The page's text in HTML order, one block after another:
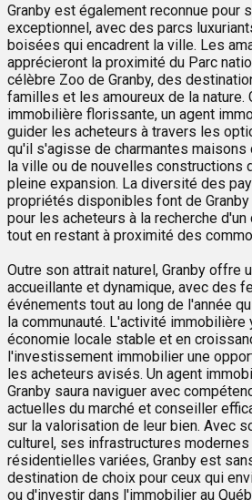
Granby est également reconnue pour
exceptionnel, avec des parcs
boisées qui encadrent la ville. Les
apprécieront la proximité du Parc
célèbre Zoo de Granby, des
familles et les amoureux de la nature.
immobilière florissante, un agent
guider les acheteurs à travers les
qu'il s'agisse de charmantes
la ville ou de nouvelles constructions
pleine expansion. La diversité des
propriétés disponibles font de
pour les acheteurs à la recherche
tout en restant à proximité des
Outre son attrait naturel, Granby offre
accueillante et dynamique, avec des
événements tout au long de l'année
la communauté. L'activité immobilière
économie locale stable et en
l'investissement immobilier une
les acheteurs avisés. Un agent
Granby saura naviguer avec
actuelles du marché et conseiller
sur la valorisation de leur bien. Avec
culturel, ses infrastructures
résidentielles variées, Granby est
destination de choix pour ceux qui
ou d'investir dans l'immobilier au